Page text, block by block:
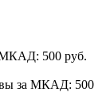
МКАД: 500 руб.
за МКАД: 500